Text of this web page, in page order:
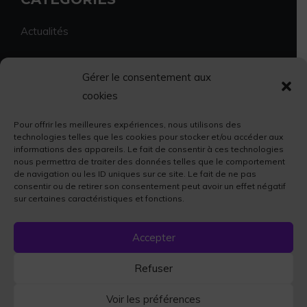
Gérer le consentement aux
cookies
Pour offrir les meilleures expériences, nous utilisons des
technologies telles que les cookies pour stocker et/ou accéder aux
informations des appareils. Le fait de consentir à ces technologies
nous permettra de traiter des données telles que le comportement
de navigation ou les ID uniques sur ce site. Le fait de ne pas
consentir ou de retirer son consentement peut avoir un effet négatif
sur certaines caractéristiques et fonctions.
Accepter
Refuser
Voir les préférences
Actualités
Economie et vie locale
Sport et culture
Faits divers
© 2023 La Fibre64
Mentions Légales À Propos